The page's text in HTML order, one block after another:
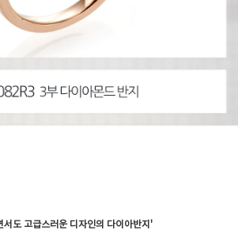
서도 고급스러운 디자인의 다이아반지'